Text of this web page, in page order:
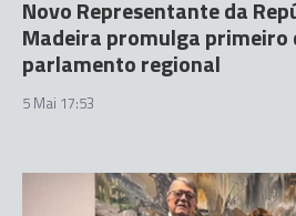
Novo Representante da
Madeira promulga primeiro
parlamento regional
5 Mai 17:53